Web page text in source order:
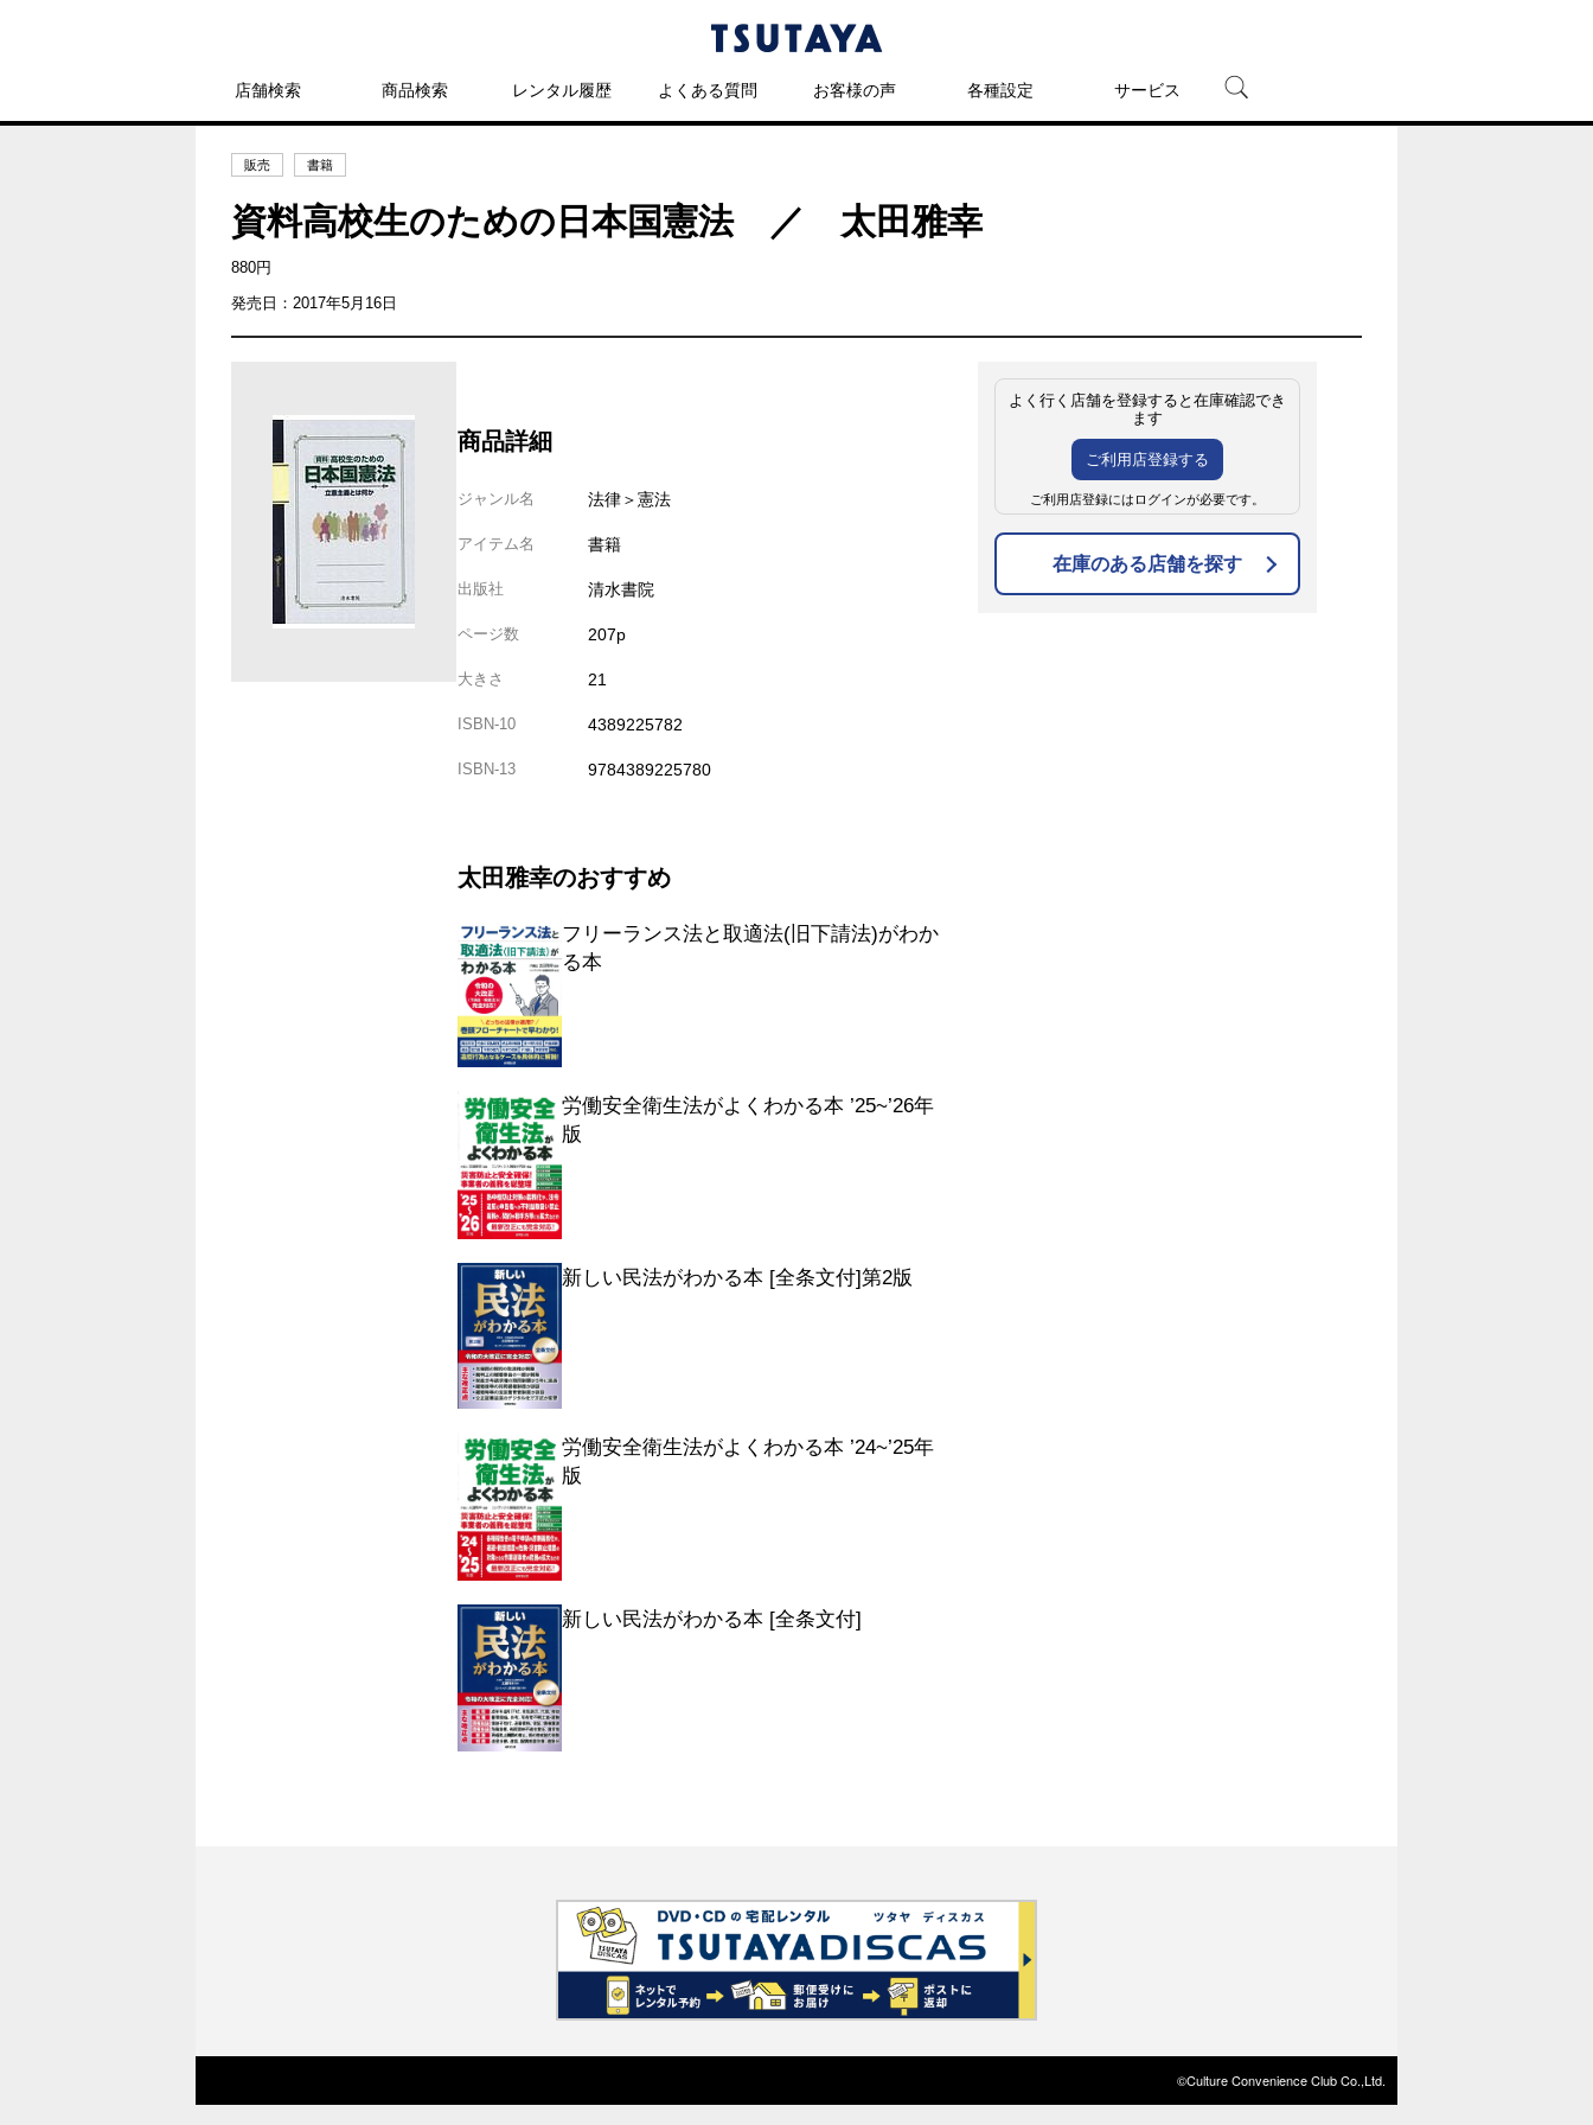
店舗検索 商品検索 レンタル履歴 よくある質問 お客様の声 各種設定 サービス
販売 書籍
資料高校生のための日本国憲法 ／ 太田雅幸
880円
発売日：2017年5月16日
商品詳細
ジャンル名 法律＞憲法
アイテム名 書籍
出版社 清水書院
ページ数 207p
大きさ 21
ISBN-10 4389225782
ISBN-13 9784389225780
太田雅幸のおすすめ
フリーランス法と取適法(旧下請法)がわか
る本
労働安全衛生法がよくわかる本 ’25~’26年
版
新しい民法がわかる本 [全条文付]第2版
労働安全衛生法がよくわかる本 ’24~’25年
版
新しい民法がわかる本 [全条文付]
よく行く店舗を登録すると在庫確認でき
ます
ご利用店登録する
ご利用店登録にはログインが必要です。
在庫のある店舗を探す
©Culture Convenience Club Co.,Ltd.